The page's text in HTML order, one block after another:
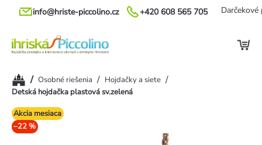
Prejsť
+420 608 565 705
info@hriste-piccolino.cz Darčekové
Domov
/ Osobné riešenia / Hojdačky a siete /
Detská hojdačka plastová sv.zelená
Akcia mesiaca
–22 %